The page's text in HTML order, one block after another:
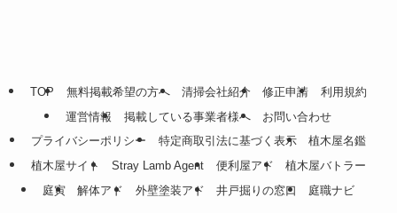
TOP 無料掲載希望の方へ 清掃会社紹介 修正申請
利用規約
運営情報
掲載している事業者様へ
お問い合わせ
プライバシーポリシー
特定商取引法に基づく表示
植木屋名鑑
植木屋サイト
Stray Lamb Agent 便利屋アド
植木屋バトラー
庭寅
解体アド 外壁塗装アド 井戸掘りの窓口 庭職ナビ